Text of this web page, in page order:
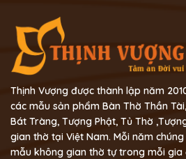
Thịnh Vượng được thành lập năm
các mẫu sản phẩm Bàn Thờ Thần
Bát Tràng, Tượng Phật, Tủ Thờ
gian thờ tại Việt Nam. Mỗi năm
mẫu không gian thờ tự trong mỗi gia